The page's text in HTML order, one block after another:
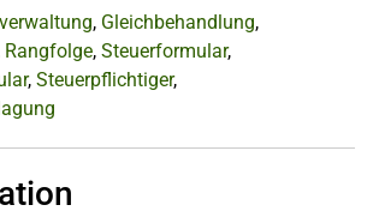
, Gleichbehandlung,
Rangfolge, Steuerformular,
, Steuerpflichtiger,